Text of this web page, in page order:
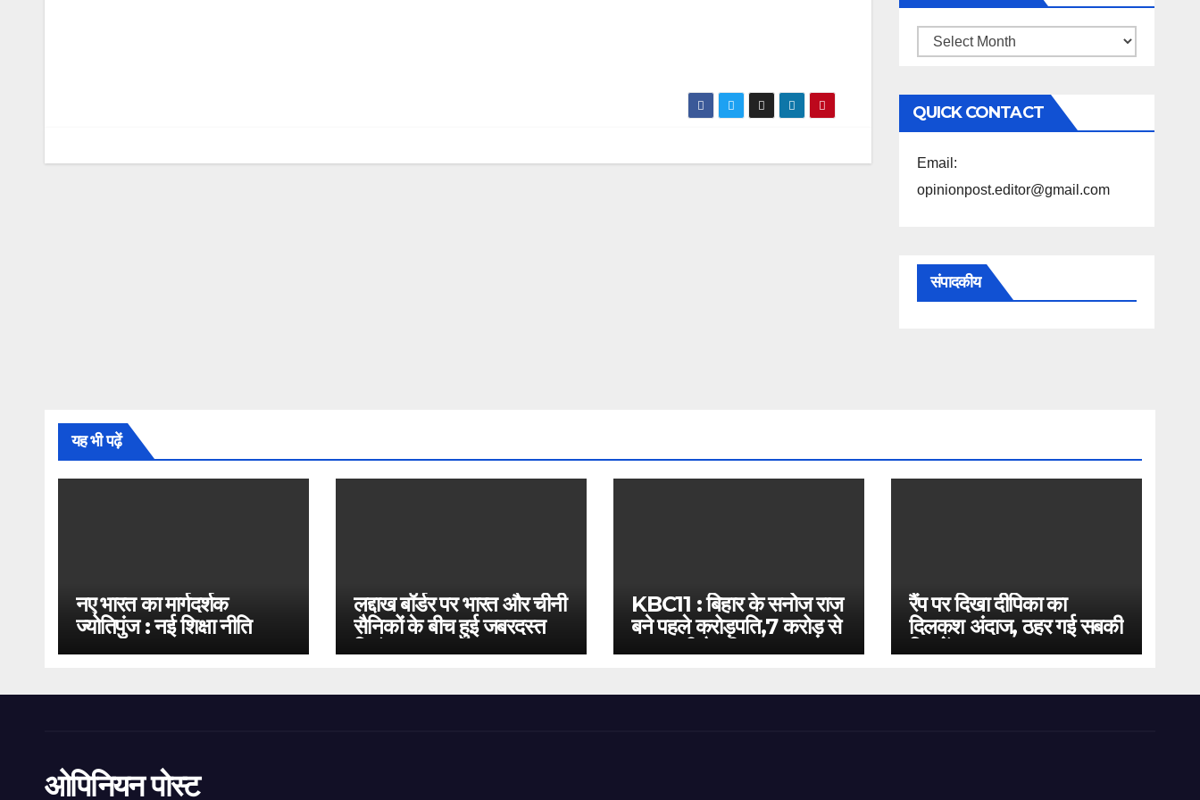
महिने
अनुसार
पढ़ें
QUICK CONTACT
Email:
opinionpost.editor@gmail.com
संपादकीय
यह भी पढ़ें
नए भारत का मार्गदर्शक
ज्योतिपुंज : नई शिक्षा नीति
2020
लद्दाख बॉर्डर पर भारत और चीनी
सैनिकों के बीच हुई जबरदस्त
भिड़ंत
KBC11 : बिहार के सनोज राज
बने पहले करोड़पति,7 करोड़ से
बस इतनी है दूरी
रैंप पर दिखा दीपिका का
दिलकश अंदाज, ठहर गई सबकी
निगाहें
ओपिनियन पोस्ट